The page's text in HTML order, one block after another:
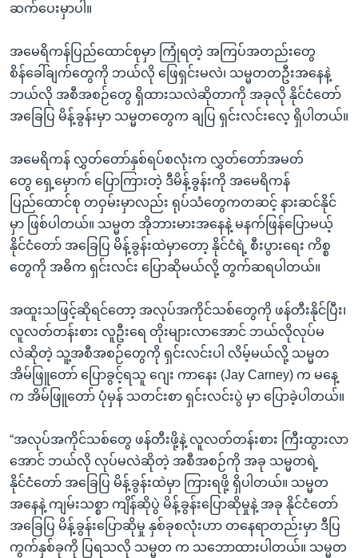
ရန်ဆက်ပေးမှာပါ။
အမေရိကန်ပြည်ထောင်စုမှာ ကြုံရတဲ့ အကြပ်အတည်းတွေ
စိန်ခေါ်ချက်တွေကို ဘယ်လို ဖြေရှင်းမလဲ၊ သမ္မတတဦးအနေနဲ့
ဘယ်လို အစီအစဉ်တွေ ရှိထားသလဲဆိုတာကို အခုလို နိုင်ငံတော်
အခြေပြ မိန့်ခွန်းမှာ သမ္မတတွေက ချပြ ရှင်းလင်းလေ့ ရှိပါတယ်။
အမေရိကန် လွှတ်တော်နှစ်ရပ်စလုံးက လွှတ်တော်အမတ်
တွေ ရှေ့မှောက် ပြောကြားတဲ့ ဒီမိန့်ခွန်းကို အမေရိကန်
ပြည်ထောင်စု တဝှမ်းမှာလည်း ရုပ်သံတွေကတဆင့် နားဆင်နိုင်
မှာ ဖြစ်ပါတယ်။ သမ္မတ အိုဘားမားအနေနဲ့ မနက်ဖြန်ပြောမယ့်
နိုင်ငံတော် အခြေပြ မိန့်ခွန်းထဲမှာတော့ နိုင်ငံရဲ့ စီးပွားရေး ကိစ္စ
တွေကို အဓိက ရှင်းလင်း ပြောဆိုမယ်လို့ တွက်ဆရပါတယ်။
အထူးသဖြင့်ဆိုရင်တော့ အလုပ်အကိုင်သစ်တွေကို ဖန်တီးနိုင်ပြီး၊
လူလတ်တန်းစား လူဦးရေ တိုးများလာအောင် ဘယ်လိုလုပ်မ
လဲဆိုတဲ့ သူ့အစီအစဉ်တွေကို ရှင်းလင်းပါ လိမ့်မယ်လို့ သမ္မတ
အိမ်ဖြူတော် ပြောခွင့်ရသူ ဂျေး ကာနေး (Jay Carney) က မနေ့
က အိမ်ဖြူတော် ပုံမှန် သတင်းစာ ရှင်းလင်းပွဲ မှာ ပြောခဲ့ပါတယ်။
“အလုပ်အကိုင်သစ်တွေ ဖန်တီးဖို့နဲ့ လူလတ်တန်းစား ကြီးထွားလာ
အောင် ဘယ်လို လုပ်မလဲဆိုတဲ့ အစီအစဉ်ကို အခု သမ္မတရဲ့
နိုင်ငံတော် အခြေပြ မိန့်ခွန်းထဲမှာ ကြားရဖို့ ရှိပါတယ်။ သမ္မတ
အနေနဲ့ ကျမ်းသစ္စာ ကျိန်ဆိုပွဲ မိန့်ခွန်းပြောဆိုမှုနဲ့ အခု နိုင်ငံတော်
အခြေပြ မိန့်ခွန်းပြောဆိုမှု နှစ်ခုစလုံးဟာ တနေရာတည်းမှာ ဒီပြ
ကွက်နှစ်ခုကို ပြရသလို သမ္မတ က သဘောထားပါတယ်။ သမ္မတ